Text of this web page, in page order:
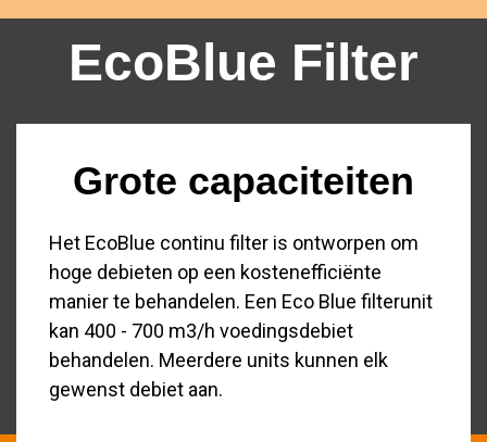
EcoBlue Filter
Grote capaciteiten
Het EcoBlue continu filter is ontworpen om
hoge debieten op een kostenefficiënte
manier te behandelen. Een Eco Blue filterunit
kan 400 - 700 m3/h voedingsdebiet
behandelen. Meerdere units kunnen elk
gewenst debiet aan.